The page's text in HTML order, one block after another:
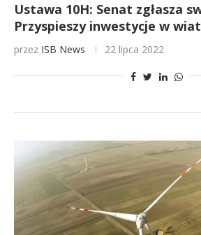
Ustawa 10H: Senat zgłasza
Przyspieszy inwestycje w
przez ISB News 22 lipca 2022